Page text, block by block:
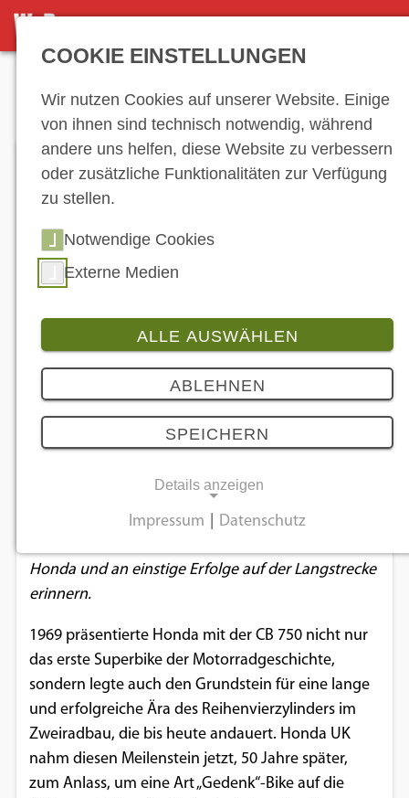
DETAILSEITE
5Four. (© Honda)
5 Bilder
Honda UK bringt Sondermodell der
CB1100 RS auf die Straße
18.09.2019
Die limitierte Serie aus der Hand des Customizers
Honda und an einstige Erfolge auf der Langstrecke
erinnern.
1969 präsentierte Honda mit der CB 750 nicht nur
das erste Superbike der Motorradgeschichte,
sondern legte auch den Grundstein für eine lange
und erfolgreiche Ära des Reihenvierzylinders im
Zweiradbau, die bis heute andauert. Honda UK
nahm diesen Meilenstein jetzt, 50 Jahre später,
zum Anlass, um eine Art „Gedenk“-Bike auf die
COOKIE EINSTELLUNGEN
Wir nutzen Cookies auf unserer Website. Einige
von ihnen sind technisch notwendig, während
andere uns helfen, diese Website zu verbessern
oder zusätzliche Funktionalitäten zur Verfügung
zu stellen.
Notwendige Cookies
Externe Medien
ALLE AUSWÄHLEN
ABLEHNEN
SPEICHERN
Details anzeigen
Notwendige Cookies ermöglichen
grundlegende Funktionen und sind für die
erforderlich.
Einverständnis-Cookie
Name:
cookie_consent
Impressum Datenschutz